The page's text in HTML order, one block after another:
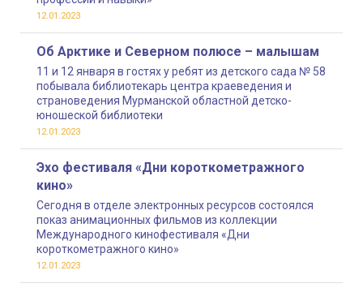
12.01.2023
Об Арктике и Северном полюсе – малышам
11 и 12 января в гостях у ребят из детского сада № 58
побывала библиотекарь центра краеведения и
страноведения Мурманской областной детско-
юношеской библиотеки
12.01.2023
Эхо фестиваля «Дни короткометражного
кино»
Сегодня в отделе электронных ресурсов состоялся
показ анимационных фильмов из коллекции
Международного кинофестиваля «Дни
короткометражного кино»
12.01.2023